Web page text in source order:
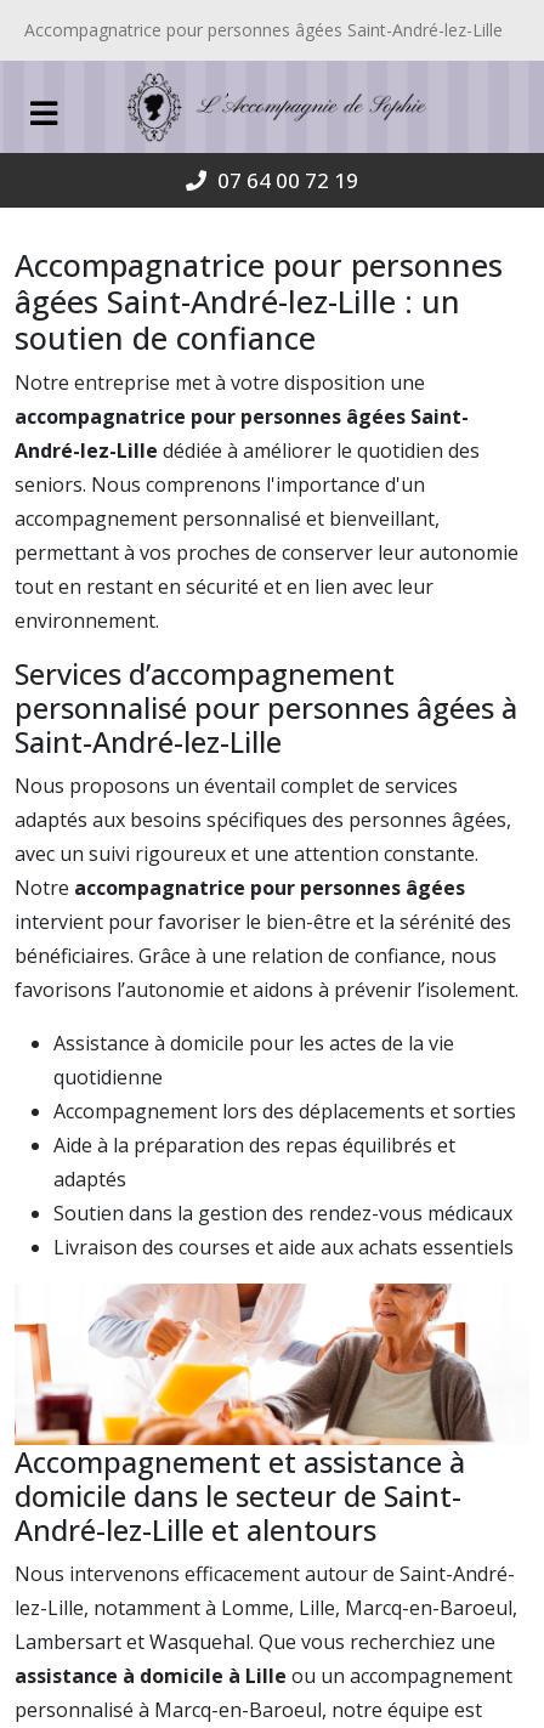
Accompagnatrice pour personnes âgées Saint-André-lez-Lille
07 64 00 72 19
Accompagnatrice pour personnes
âgées Saint-André-lez-Lille : un
soutien de confiance
Notre entreprise met à votre disposition une
accompagnatrice pour personnes âgées Saint-
André-lez-Lille dédiée à améliorer le quotidien des
seniors. Nous comprenons l'importance d'un
accompagnement personnalisé et bienveillant,
permettant à vos proches de conserver leur autonomie
tout en restant en sécurité et en lien avec leur
environnement.
Services d’accompagnement
personnalisé pour personnes âgées à
Saint-André-lez-Lille
Nous proposons un éventail complet de services
adaptés aux besoins spécifiques des personnes âgées,
avec un suivi rigoureux et une attention constante.
Notre accompagnatrice pour personnes âgées
intervient pour favoriser le bien-être et la sérénité des
bénéficiaires. Grâce à une relation de confiance, nous
favorisons l’autonomie et aidons à prévenir l’isolement.
Assistance à domicile pour les actes de la vie
quotidienne
Accompagnement lors des déplacements et sorties
Aide à la préparation des repas équilibrés et
adaptés
Soutien dans la gestion des rendez-vous médicaux
Livraison des courses et aide aux achats essentiels
Accompagnement et assistance à
domicile dans le secteur de Saint-
André-lez-Lille et alentours
Nous intervenons efficacement autour de Saint-André-
lez-Lille, notamment à Lomme, Lille, Marcq-en-Baroeul,
Lambersart et Wasquehal. Que vous recherchiez une
assistance à domicile à Lille ou un accompagnement
personnalisé à Marcq-en-Baroeul, notre équipe est